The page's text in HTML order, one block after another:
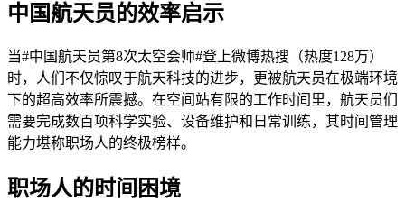
中国航天员的效率启示
当#中国航天员第8次太空会师#登上微博热搜（热度128万）
时，人们不仅惊叹于航天科技的进步，更被航天员在极端环境
下的超高效率所震撼。在空间站有限的工作时间里，航天员们
需要完成数百项科学实验、设备维护和日常训练，其时间管理
能力堪称职场人的终极榜样。
职场人的时间困境